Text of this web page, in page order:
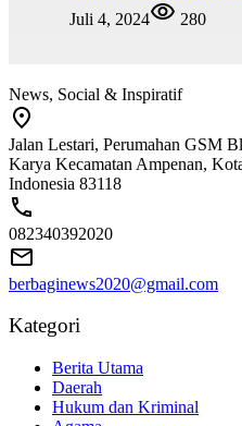
Juli 4, 2024
280
News, Social & Inspiratif
Jalan Lestari, Perumahan GSM
Karya Kecamatan Ampenan,
Indonesia 83118
082340392020
berbaginews2020@gmail.com
Kategori
Berita Utama
Daerah
Hukum dan Kriminal